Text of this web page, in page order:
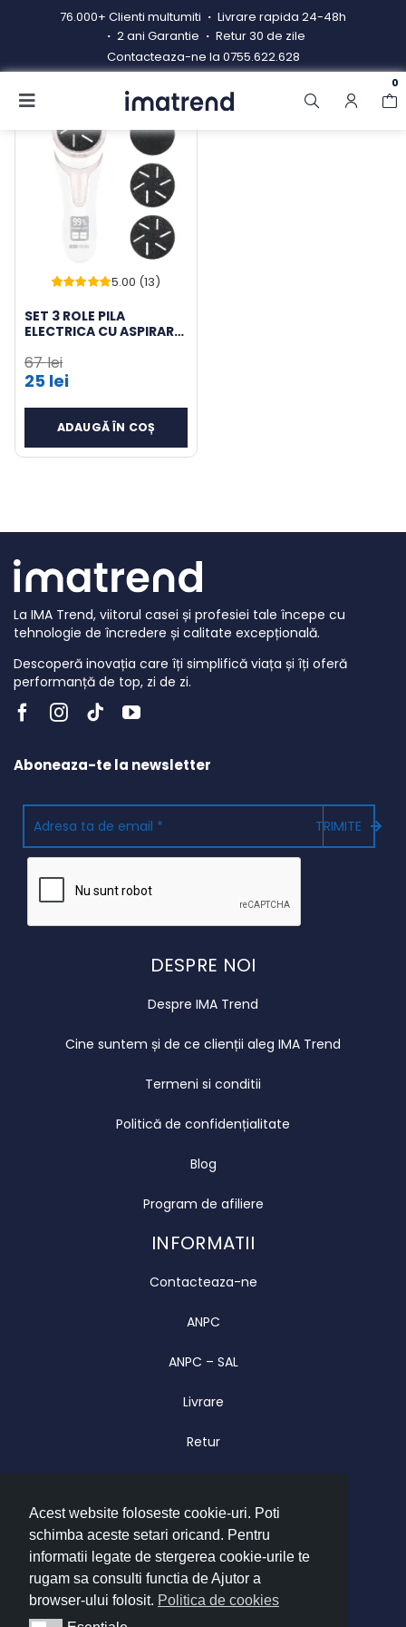
Acest website foloseste cookie-uri. Poti
schimba aceste setari oricand. Pentru
informatii legate de stergerea cookie-urile te
rugam sa consulti functia de Ajutor a
browser-ului folosit. Politica de cookies
76.000+ Clienti multumiti
Livrare rapida 24-48h
2 ani Garantie
Retur 30 de zile
Contacteaza-ne la 0755.622.628
Toggle
Navigation
Produse
Resigilate
Contacteaza-ne
Hub electrocasnice
0
-63%
la 5.00din 5
pe baza a
evaluări de
5.00 (13)
SET 3 ROLE PILA
ELECTRICA CU ASPIRARE
CALUS SI PIELE MOARTA
67lei
Prețul
inițial
a
25 lei
Prețul
curent
este:
ADAUGĂ ÎN COȘ
La IMA Trend, viitorul casei și profesiei tale începe cu
tehnologie de încredere și calitate excepțională.
Descoperă inovația care îți simplifică viața și îți oferă
performanță de top, zi de zi.
Aboneaza-te la newsletter
TRIMITE
DESPRE NOI
Despre IMA Trend
Cine suntem și de ce clienții aleg IMA Trend
Termeni si conditii
Politică de confidențialitate
Blog
Program de afiliere
INFORMATII
Contacteaza-ne
ANPC
ANPC – SAL
Livrare
Retur
CONTACT
Luni – Vineri 09.00 – 17.00
office@imatrend.ro